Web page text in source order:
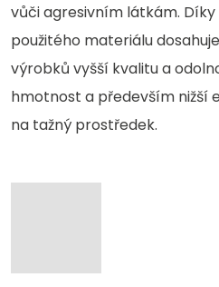
vůči agresivním látkám.
použitého materiálu
výrobků vyšší kvalitu a
hmotnost a především nižší
na tažný prostředek.